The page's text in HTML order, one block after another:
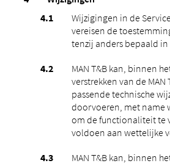
Wijzigingen in de
vereisen de
tenzij anders bepaald in
MAN T&B kan, binnen
verstrekken van de MAN
passende technische
doorvoeren, met name
om de functionaliteit te
voldoen aan wettelijke
MAN T&B kan, binnen